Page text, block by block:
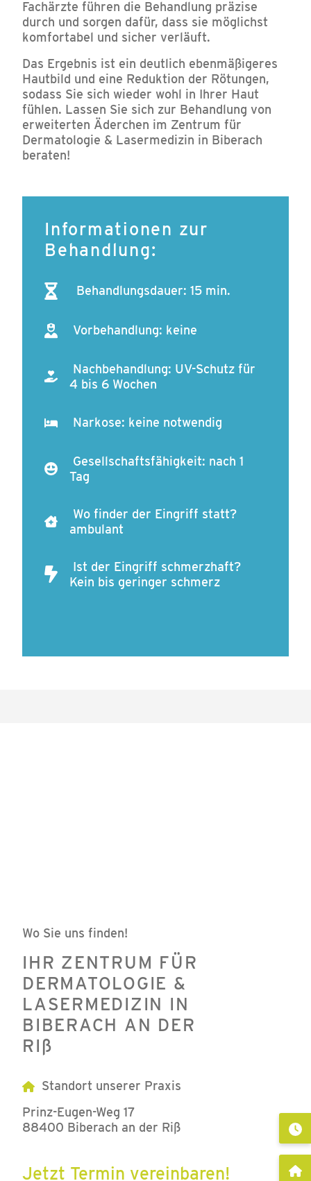
Fachärzte führen die Behandlung präzise
durch und sorgen dafür, dass sie möglichst
komfortabel und sicher verläuft.
Das Ergebnis ist ein deutlich ebenmäßigeres
Hautbild und eine Reduktion der Rötungen,
sodass Sie sich wieder wohl in Ihrer Haut
fühlen. Lassen Sie sich zur Behandlung von
erweiterten Äderchen im Zentrum für
Dermatologie & Lasermedizin in Biberach
beraten!
Informationen zur
Behandlung:
Behandlungsdauer: 15 min.
Vorbehandlung: keine
Nachbehandlung: UV-Schutz für
4 bis 6 Wochen
Narkose: keine notwendig
Gesellschaftsfähigkeit: nach 1
Tag
Wo finder der Eingriff statt?
ambulant
Ist der Eingriff schmerzhaft?
Kein bis geringer schmerz
Wo Sie uns finden!
IHR ZENTRUM FÜR
DERMATOLOGIE &
LASERMEDIZIN IN
BIBERACH AN DER
RIß
Standort unserer Praxis
Prinz-Eugen-Weg 17
88400 Biberach an der Riß
Jetzt Termin vereinbaren!